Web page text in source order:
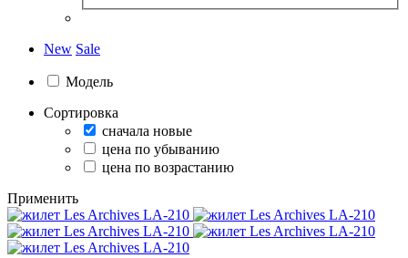
New Sale
Модель
Сортировка
сначала новые
цена по убыванию
цена по возрастанию
Применить